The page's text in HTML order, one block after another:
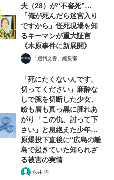
「札幌のヤジ排除」の本質
夫（28）が“不審死”…
「俺が死んだら迷宮入り
ですから」怪死現場を知
るキーマンが重大証言
《木原事件に新展開》
「週刊文春」編集部
「死にたくないんです。
切ってください」麻酔な
しで腕を切断した少女、
瞼も唇も真っ黒に腫れあ
がり「この仇、討って下
さい」と息絶えた少年…
原爆投下直後に“広島の離
島で起きていた知られざ
る被害の実情
永井 均